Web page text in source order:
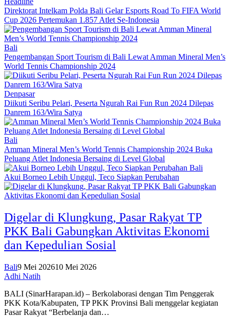
Direktorat Intelkam Polda Bali Gelar Esports Road To FIFA World
Cup 2026 Pertemukan 1.857 Atlet Se-Indonesia
Bali
Pengembangan Sport Tourism di Bali Lewat Amman Mineral Men’s
World Tennis Championship 2024
Denpasar
Diikuti Seribu Pelari, Peserta Ngurah Rai Fun Run 2024 Dilepas
Danrem 163/Wira Satya
Bali
Amman Mineral Men’s World Tennis Championship 2024 Buka
Peluang Atlet Indonesia Bersaing di Level Global
Bali
Akui Borneo Lebih Unggul, Teco Siapkan Perubahan
Digelar di Klungkung, Pasar Rakyat TP
PKK Bali Gabungkan Aktivitas Ekonomi
dan Kepedulian Sosial
Bali9 Mei 202610 Mei 2026
Adhi Natih
BALI (SinarHarapan.id) – Berkolaborasi dengan Tim Penggerak
PKK Kota/Kabupaten, TP PKK Provinsi Bali menggelar kegiatan
Pasar Rakyat “Berbelanja dan…